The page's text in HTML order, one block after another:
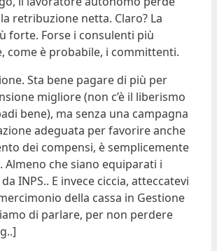
retribuzione netta. Claro? La
forte. Forse i consulenti più
come è probabile, i committenti.
Sta bene pagare di più per
migliore (non c’è il liberismo
bene), ma senza una campagna
adeguata per favorire anche
dei compensi, è semplicemente
Almeno che siano equiparati i
INPS.. E invece ciccia, atteccatevi
della cassa in Gestione
di parlare, per non perdere